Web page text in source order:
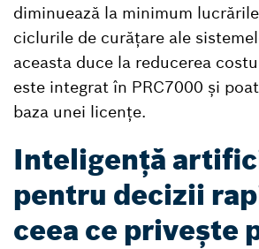
diminuează la minimum
ciclurile de curățare ale
aceasta duce la reducerea
este integrat în PRC7000 și
baza unei licențe.
Inteligență
pentru decizii
ceea ce privește